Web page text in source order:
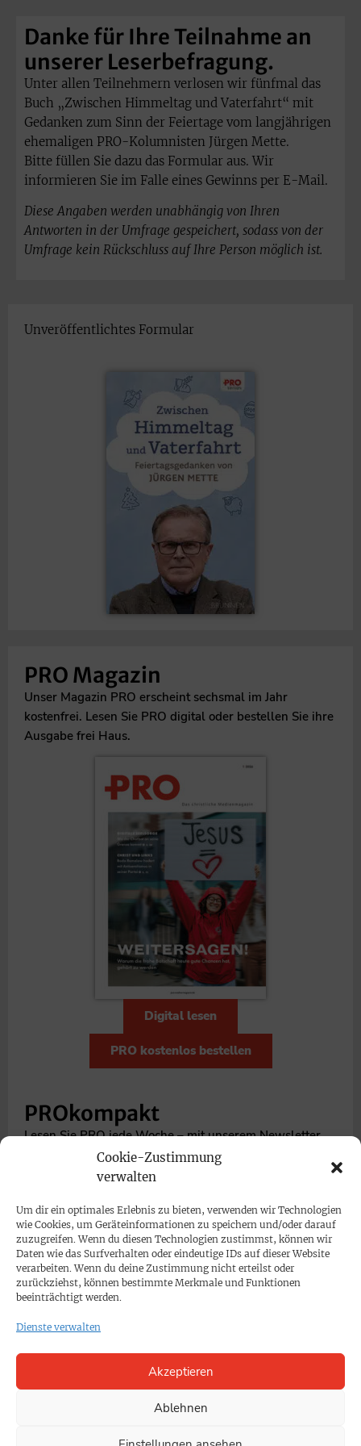
Cookie-Zustimmung
verwalten
Um dir ein optimales Erlebnis zu bieten, verwenden wir Technologien
wie Cookies, um Geräteinformationen zu speichern und/oder darauf
zuzugreifen. Wenn du diesen Technologien zustimmst, können wir
Daten wie das Surfverhalten oder eindeutige IDs auf dieser Website
verarbeiten. Wenn du deine Zustimmung nicht erteilst oder
zurückziehst, können bestimmte Merkmale und Funktionen
beeinträchtigt werden.
Dienste verwalten
Akzeptieren
Ablehnen
Danke für Ihre Teilnahme an
unserer Leserbefragung.
Unter allen Teilnehmern verlosen wir fünfmal das
Buch „Zwischen Himmeltag und Vaterfahrt“ mit
Gedanken zum Sinn der Feiertage vom langjährigen
ehemaligen PRO-Kolumnisten Jürgen Mette.
Bitte füllen Sie dazu das Formular aus. Wir
informieren Sie im Falle eines Gewinns per E-Mail.
Diese Angaben werden unabhängig von Ihren
Antworten in der Umfrage gespeichert, sodass von der
Umfrage kein Rückschluss auf Ihre Person möglich ist.
Unveröffentlichtes Formular
PRO Magazin
Unser Magazin PRO erscheint sechsmal im Jahr
kostenfrei. Lesen Sie PRO digital oder bestellen Sie ihre
Ausgabe frei Haus.
Digital lesen
PRO kostenlos bestellen
PROkompakt
Lesen Sie PRO jede Woche – mit unserem Newsletter
PROkompakt. Wir liefern Ihnen jeden Donnerstag die
Themen der Woche auf Ihren Bildschirm. Lesen Sie in
Hintergrundberichte zu aktuellen Themen aus Medien,
Gesellschaft, Pädagogik, Kirche und Politik.
Bestellen Sie PROkompakt kostenlos!